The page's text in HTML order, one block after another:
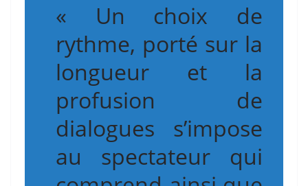
« Un choix de
rythme, porté sur la
longueur et la
profusion de
dialogues s’impose
au spectateur qui